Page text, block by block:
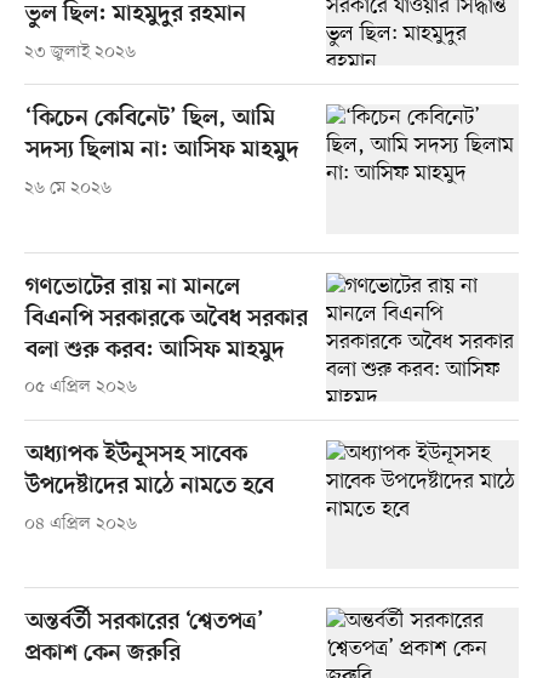
ভুল ছিল: মাহমুদুর রহমান
২৩ জুলাই ২০২৬
‘কিচেন কেবিনেট’ ছিল, আমি
সদস্য ছিলাম না: আসিফ মাহমুদ
২৬ মে ২০২৬
গণভোটের রায় না মানলে
বিএনপি সরকারকে অবৈধ সরকার
বলা শুরু করব: আসিফ মাহমুদ
০৫ এপ্রিল ২০২৬
অধ্যাপক ইউনূসসহ সাবেক
উপদেষ্টাদের মাঠে নামতে হবে
০৪ এপ্রিল ২০২৬
অন্তর্বর্তী সরকারের ‘শ্বেতপত্র’
প্রকাশ কেন জরুরি